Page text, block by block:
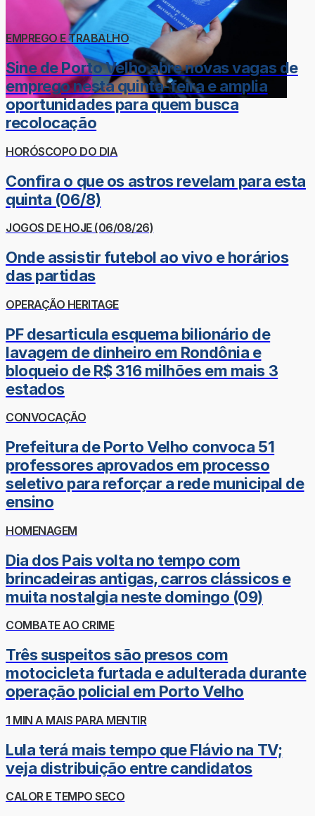
EMPREGO E TRABALHO
Sine de Porto Velho abre novas vagas de
emprego nesta quinta-feira e amplia
oportunidades para quem busca
recolocação
HORÓSCOPO DO DIA
Confira o que os astros revelam para esta
quinta (06/8)
JOGOS DE HOJE (06/08/26)
Onde assistir futebol ao vivo e horários
das partidas
OPERAÇÃO HERITAGE
PF desarticula esquema bilionário de
lavagem de dinheiro em Rondônia e
bloqueio de R$ 316 milhões em mais 3
estados
CONVOCAÇÃO
Prefeitura de Porto Velho convoca 51
professores aprovados em processo
seletivo para reforçar a rede municipal de
ensino
HOMENAGEM
Dia dos Pais volta no tempo com
brincadeiras antigas, carros clássicos e
muita nostalgia neste domingo (09)
COMBATE AO CRIME
Três suspeitos são presos com
motocicleta furtada e adulterada durante
operação policial em Porto Velho
1 MIN A MAIS PARA MENTIR
Lula terá mais tempo que Flávio na TV;
veja distribuição entre candidatos
CALOR E TEMPO SECO